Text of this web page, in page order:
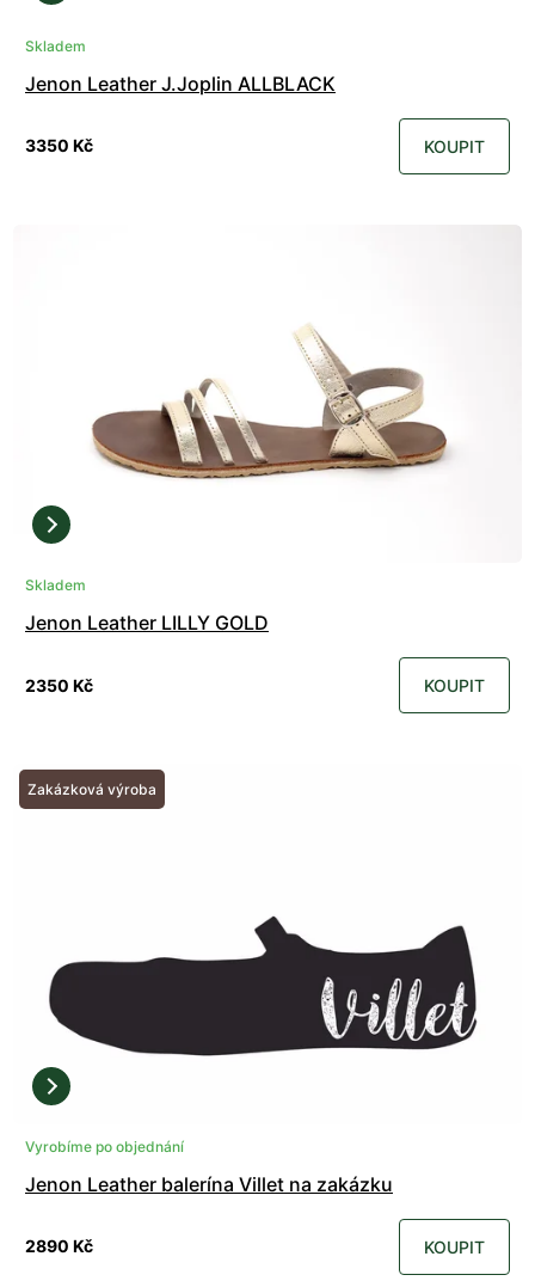
Skladem
Jenon Leather J.Joplin ALLBLACK
3350 Kč KOUPIT
Skladem
Jenon Leather LILLY GOLD
2350 Kč KOUPIT
Zakázková výroba
Vyrobíme po objednání
Jenon Leather balerína Villet na zakázku
2890 Kč KOUPIT